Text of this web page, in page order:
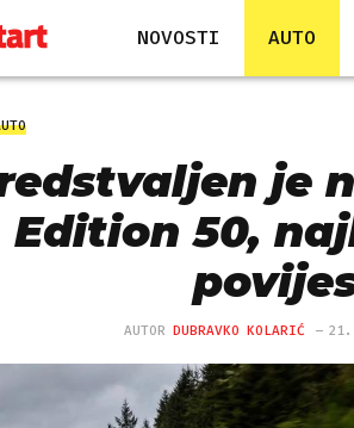
NOVOSTI AUTO
je
Edition 50,
AUTORDUBRAVKO KOLARIĆ